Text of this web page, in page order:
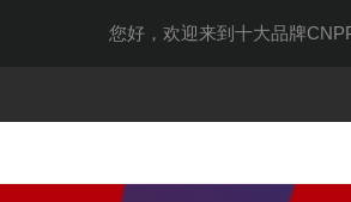
您好，欢迎来到十大品牌